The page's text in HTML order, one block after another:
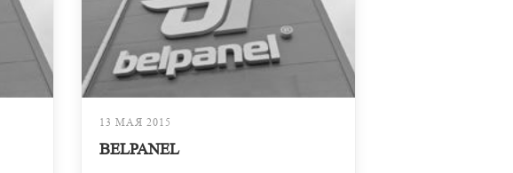
13 МАЯ 2015
BELPANEL